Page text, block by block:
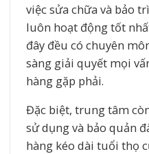
việc sửa chữa và bảo
luôn hoạt động tốt
đây đều có chuyên
sàng giải quyết mọi
hàng gặp phải.
Đặc biệt, trung tâm
sử dụng và bảo quản
hàng kéo dài tuổi thọ